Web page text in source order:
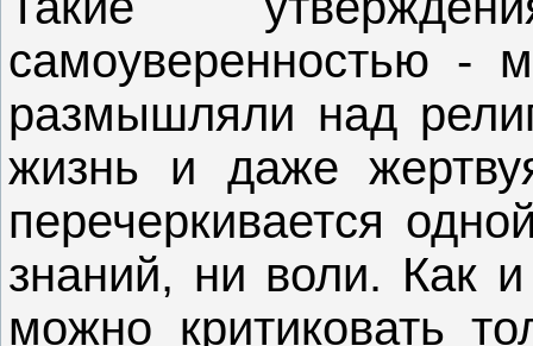
самоуверенностью -
размышляли над
жизнь и даже
перечеркивается
знаний, ни воли. Как
можно критиковать